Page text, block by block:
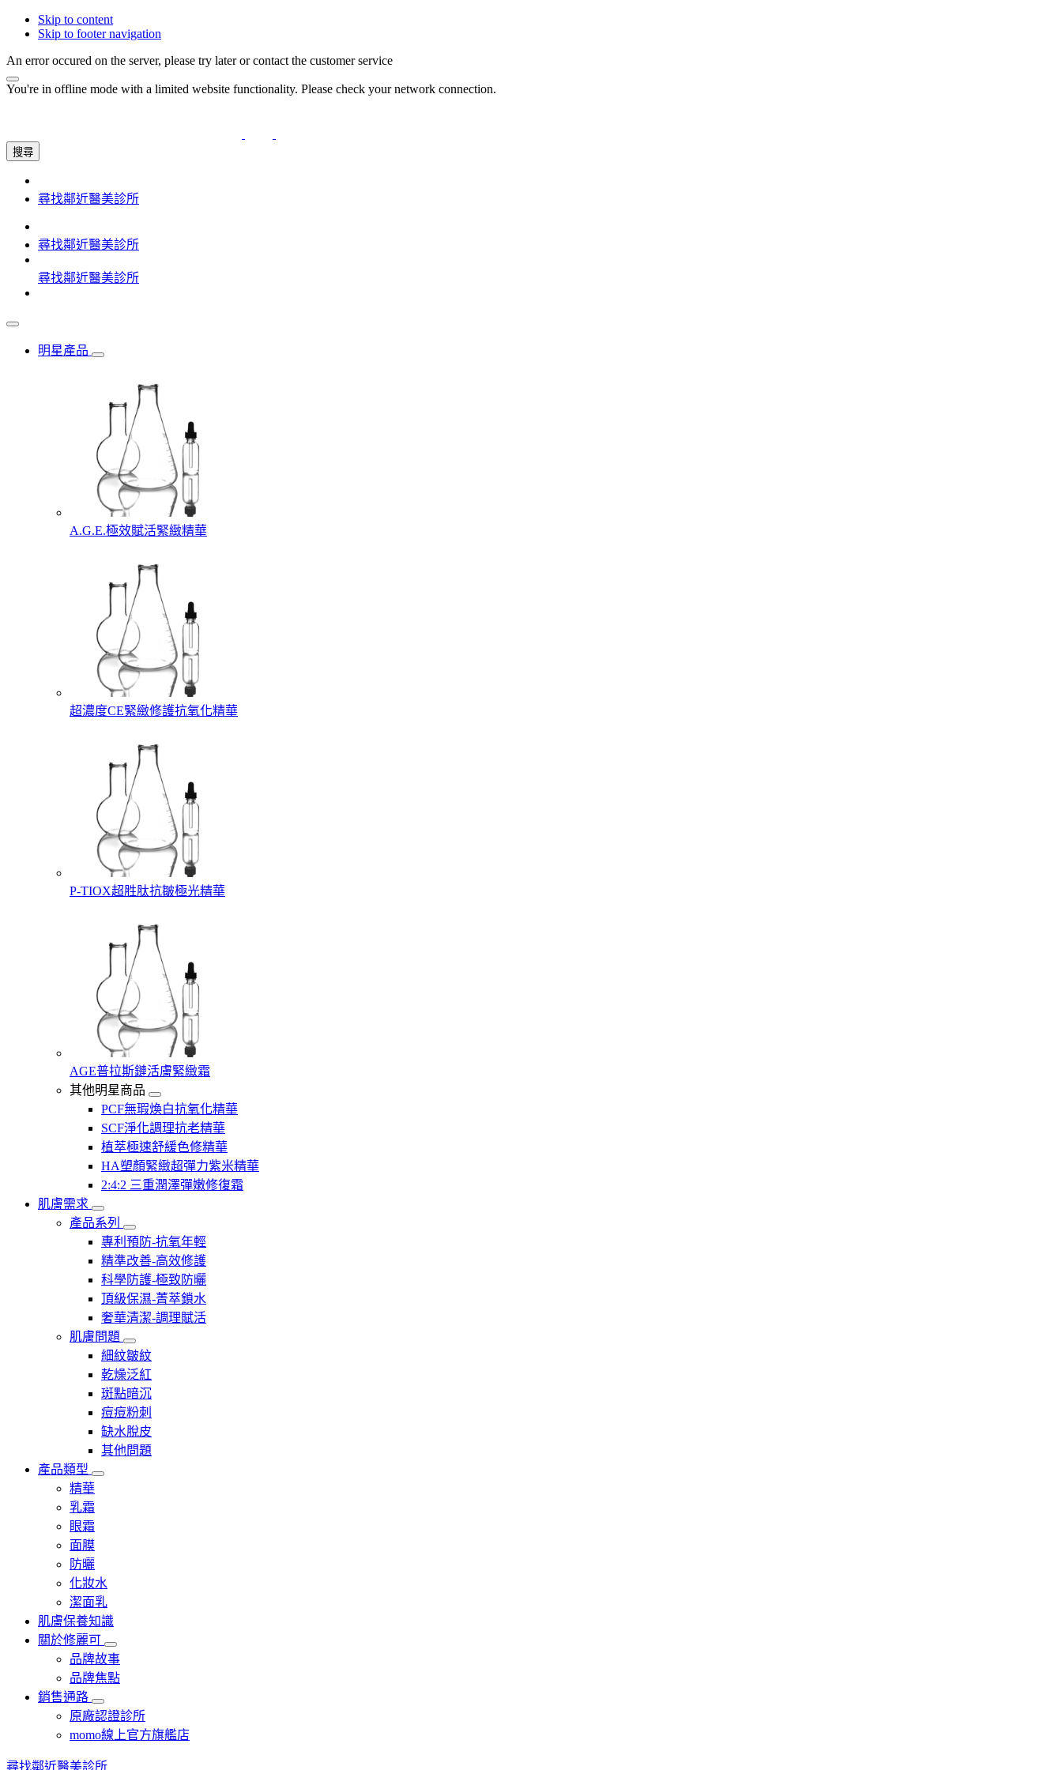
Skip to content
Skip to footer navigation
An error occured on the server, please try later or contact the customer service
You're in offline mode with a limited website functionality. Please check your network connection.
搜尋
尋找鄰近醫美診所
尋找鄰近醫美診所
尋找鄰近醫美診所
明星產品
A.G.E.極效賦活緊緻精華
超濃度CE緊緻修護抗氧化精華
P-TIOX超胜肽抗皺極光精華
AGE普拉斯鏈活膚緊緻霜
其他明星商品
PCF無瑕煥白抗氧化精華
SCF淨化調理抗老精華
植萃極速舒緩色修精華
HA塑顏緊緻超彈力紫米精華
2:4:2 三重潤澤彈嫩修復霜
肌膚需求
產品系列
專利預防-抗氧年輕
精準改善-高效修護
科學防護-極致防曬
頂級保濕-菁萃鎖水
奢華清潔-調理賦活
肌膚問題
細紋皺紋
乾燥泛紅
斑點暗沉
痘痘粉刺
缺水脫皮
其他問題
產品類型
精華
乳霜
眼霜
面膜
防曬
化妝水
潔面乳
肌膚保養知識
關於修麗可
品牌故事
品牌焦點
銷售通路
原廠認證診所
momo線上官方旗艦店​
尋找鄰近醫美診所